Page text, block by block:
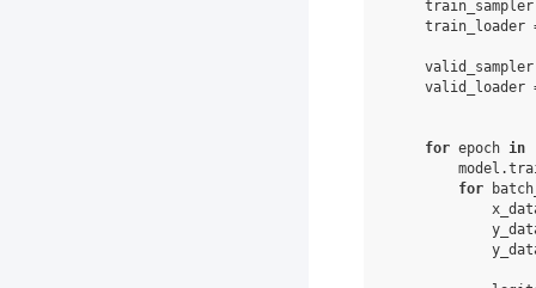
train_sampler
train_loader
valid_sampler
valid_loader
for epoch in
model .
for